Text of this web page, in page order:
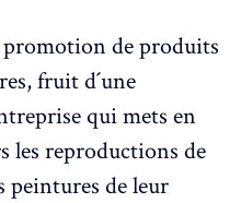
de produits
fruit d´une
qui mets en
les reproductions de
peintures de leur